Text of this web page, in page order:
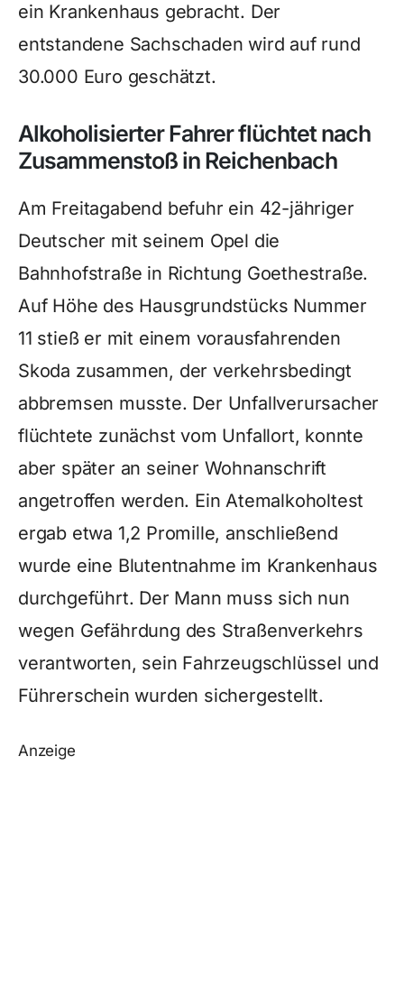
ein Krankenhaus gebracht. Der
entstandene Sachschaden wird auf rund
30.000 Euro geschätzt.
Alkoholisierter Fahrer flüchtet nach
Zusammenstoß in Reichenbach
Am Freitagabend befuhr ein 42-jähriger
Deutscher mit seinem Opel die
Bahnhofstraße in Richtung Goethestraße.
Auf Höhe des Hausgrundstücks Nummer
11 stieß er mit einem vorausfahrenden
Skoda zusammen, der verkehrsbedingt
abbremsen musste. Der Unfallverursacher
flüchtete zunächst vom Unfallort, konnte
aber später an seiner Wohnanschrift
angetroffen werden. Ein Atemalkoholtest
ergab etwa 1,2 Promille, anschließend
wurde eine Blutentnahme im Krankenhaus
durchgeführt. Der Mann muss sich nun
wegen Gefährdung des Straßenverkehrs
verantworten, sein Fahrzeugschlüssel und
Führerschein wurden sichergestellt.
Anzeige